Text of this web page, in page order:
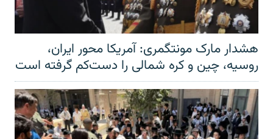
هشدار مارک مونتگمری: آمریکا محور ایران،
روسیه، چین و کره شمالی را دست‌کم گرفته است